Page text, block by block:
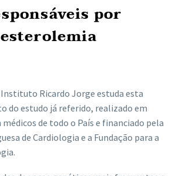
por
Instituto Ricardo Jorge estuda esta
do estudo já referido, realizado em
de todo o País e financiado pela
de Cardiologia e a Fundação para a